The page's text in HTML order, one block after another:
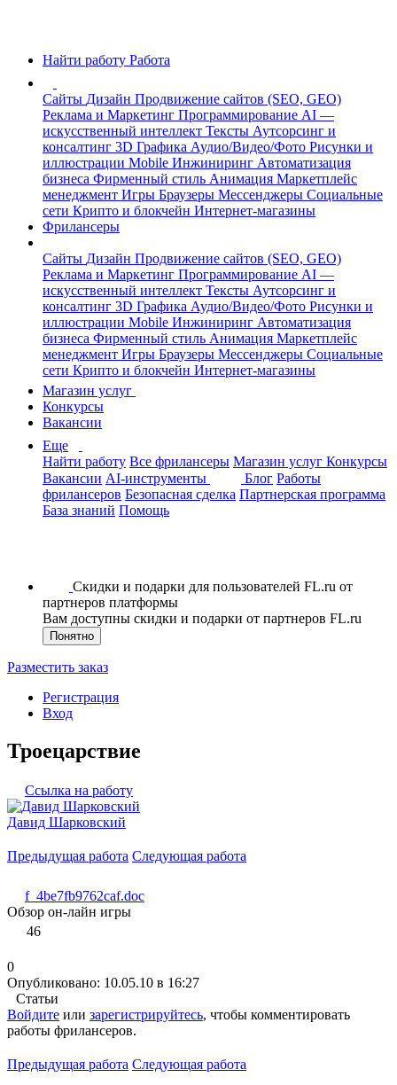
Найти работу Работа
Сайты Дизайн Продвижение сайтов (SEO, GEO)
Реклама и Маркетинг Программирование AI —
искусственный интеллект Тексты Аутсорсинг и
консалтинг 3D Графика Аудио/Видео/Фото Рисунки и
иллюстрации Mobile Инжиниринг Автоматизация
бизнеса Фирменный стиль Анимация Маркетплейс
менеджмент Игры Браузеры Мессенджеры Социальные
сети Крипто и блокчейн Интернет-магазины
Фрилансеры
Сайты Дизайн Продвижение сайтов (SEO, GEO)
Реклама и Маркетинг Программирование AI —
искусственный интеллект Тексты Аутсорсинг и
консалтинг 3D Графика Аудио/Видео/Фото Рисунки и
иллюстрации Mobile Инжиниринг Автоматизация
бизнеса Фирменный стиль Анимация Маркетплейс
менеджмент Игры Браузеры Мессенджеры Социальные
сети Крипто и блокчейн Интернет-магазины
Магазин услуг
Конкурсы
Вакансии
Еще
Найти работу Все фрилансеры Магазин услуг Конкурсы
Вакансии AI-инструменты Блог Работы
фрилансеров Безопасная сделка Партнерская программа
База знаний Помощь
Скидки и подарки для пользователей FL.ru от
партнеров платформы
Вам доступны скидки и подарки от партнеров FL.ru
Понятно
Разместить заказ
Регистрация
Вход
Троецарствие
Ссылка на работу
Давид Шарковский
Предыдущая работа Следующая работа
f_4be7fb9762caf.doc
Обзор он-лайн игры
46
0
Опубликовано: 10.05.10 в 16:27
Статьи
Войдите или зарегистрируйтесь, чтобы комментировать
работы фрилансеров.
Предыдущая работа Следующая работа